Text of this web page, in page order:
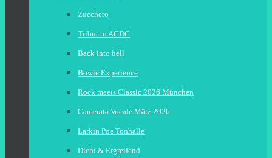
Zucchero
Tribut to ACDC
Back into hell
Bowie Experience
Rock meets Classic 2026 München
Camerata Vocale März 2026
Larkin Poe Tonhalle
Dicht & Ergreifend